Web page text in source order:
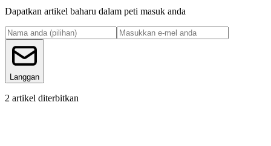
Dapatkan artikel baharu dalam peti masuk anda
Langgan
2 artikel diterbitkan